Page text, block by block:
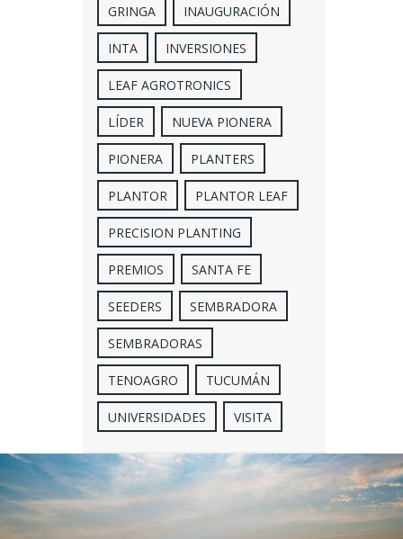
GRINGA INAUGURACIÓN
INTA INVERSIONES
LEAF AGROTRONICS
LÍDER NUEVA PIONERA
PIONERA PLANTERS
PLANTOR PLANTOR LEAF
PRECISION PLANTING
PREMIOS SANTA FE
SEEDERS SEMBRADORA
SEMBRADORAS
TENOAGRO TUCUMÁN
UNIVERSIDADES VISITA